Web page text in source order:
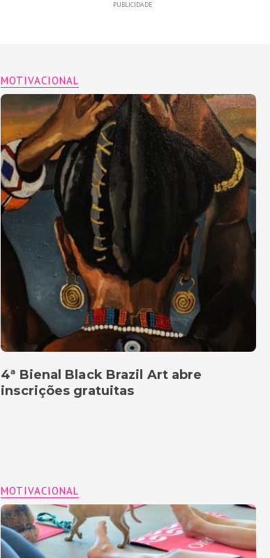
PUBLICIDADE
MOTIVACIONAL
4ª Bienal Black Brazil Art abre
inscrições gratuitas
MOTIVACIONAL